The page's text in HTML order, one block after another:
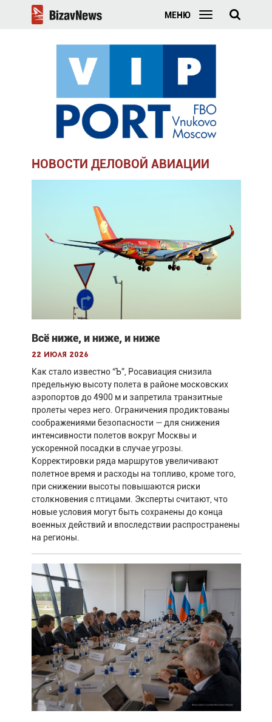
МЕНЮ
НОВОСТИ ДЕЛОВОЙ АВИАЦИИ
Всё ниже, и ниже, и ниже
22 июля 2026
Как стало известно “Ъ”, Росавиация снизила
предельную высоту полета в районе московских
аэропортов до 4900 м и запретила транзитные
пролеты через него. Ограничения продиктованы
соображениями безопасности — для снижения
интенсивности полетов вокруг Москвы и
ускоренной посадки в случае угрозы.
Корректировки ряда маршрутов увеличивают
полетное время и расходы на топливо, кроме того,
при снижении высоты повышаются риски
столкновения с птицами. Эксперты считают, что
новые условия могут быть сохранены до конца
военных действий и впоследствии распространены
на регионы.